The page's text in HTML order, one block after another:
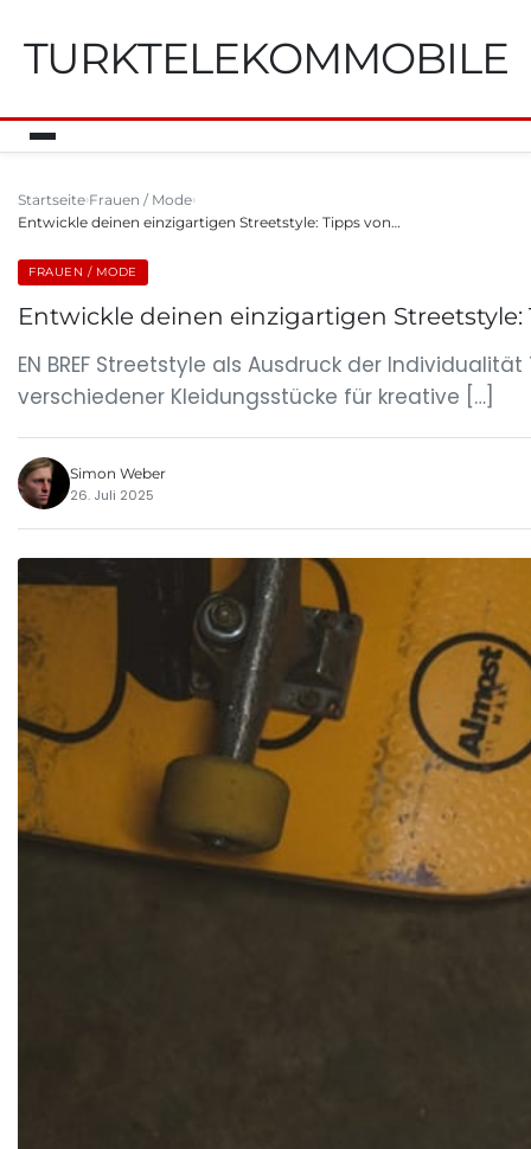
TURKTELEKOMMOBILE
Startseite Frauen / Mode
Entwickle deinen einzigartigen Streetstyle: Tipps von…
FRAUEN / MODE
Entwickle deinen einzigartigen
EN BREF Streetstyle als Ausdruck der
verschiedener Kleidungsstücke für kreative […]
Simon Weber
26. Juli 2025